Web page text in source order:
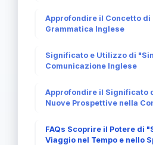
Approfondire il Concetto di
Grammatica Inglese
Significato e Utilizzo di
Comunicazione Inglese
Approfondire il Significato
Nuove Prospettive nella
FAQs Scoprire il Potere di
Viaggio nel Tempo e nello